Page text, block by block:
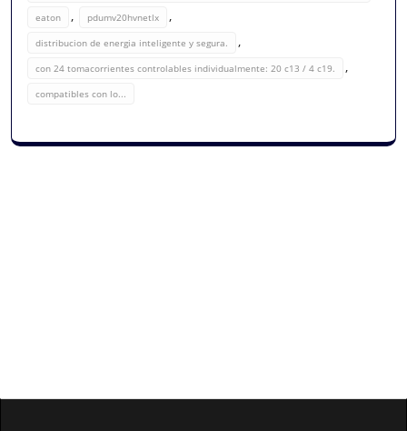
eaton , pdumv20hvnetlx ,
distribucion de energia inteligente y segura. ,
con 24 tomacorrientes controlables individualmente: 20 c13 / 4 c19. ,
compatibles con lo...